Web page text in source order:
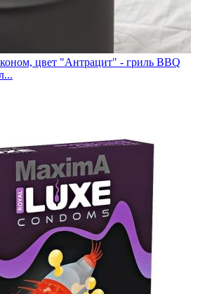
цвет "Антрацит" - гриль BBQ